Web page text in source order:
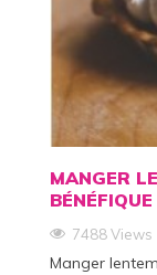
MANGER
7488 Views
Manger